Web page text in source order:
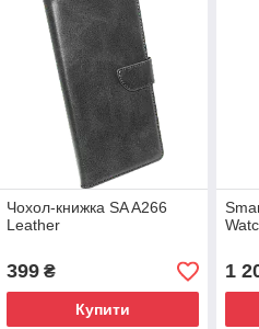
Чохол-книжка SA A266
Leather
399₴
Купити
1